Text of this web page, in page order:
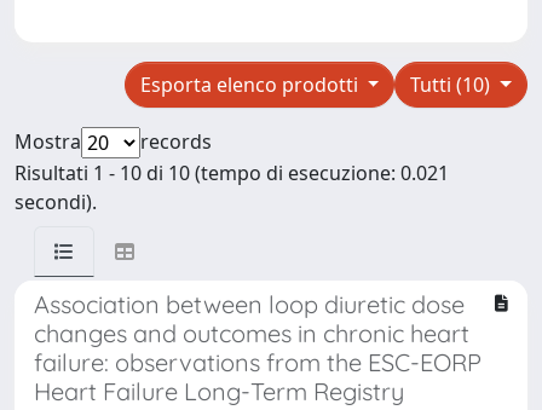
Tutti (10)
Esporta elenco prodotti
Mostra
records
Risultati 1 - 10 di 10 (tempo di esecuzione: 0.021
secondi).
Association between loop diuretic dose
changes and outcomes in chronic heart
failure: observations from the ESC-EORP
Heart Failure Long-Term Registry